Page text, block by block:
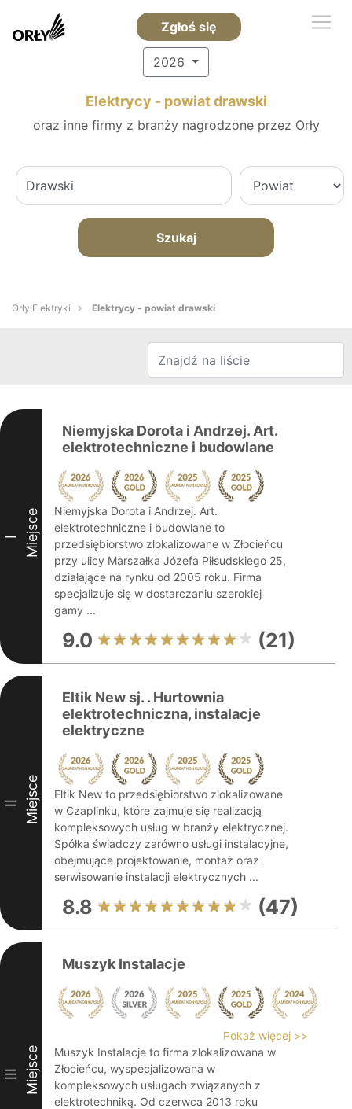
Zgłoś się
2026
Elektrycy - powiat drawski
oraz inne firmy z branży nagrodzone przez Orły
Szukaj
Orły Elektryki Elektrycy - powiat drawski
I Miejsce
Niemyjska Dorota i Andrzej. Art.
elektrotechniczne i budowlane
Niemyjska Dorota i Andrzej. Art.
elektrotechniczne i budowlane to
przedsiębiorstwo zlokalizowane w Złocieńcu
przy ulicy Marszałka Józefa Piłsudskiego 25,
działające na rynku od 2005 roku. Firma
specjalizuje się w dostarczaniu szerokiej
gamy ...
9.0 (21)
II Miejsce
Eltik New sj. . Hurtownia
elektrotechniczna, instalacje
elektryczne
Eltik New to przedsiębiorstwo zlokalizowane
w Czaplinku, które zajmuje się realizacją
kompleksowych usług w branży elektrycznej.
Spółka świadczy zarówno usługi instalacyjne,
obejmujące projektowanie, montaż oraz
serwisowanie instalacji elektrycznych ...
8.8 (47)
III Miejsce
Muszyk Instalacje
Pokaż więcej >>
Muszyk Instalacje to firma zlokalizowana w
Złocieńcu, wyspecjalizowana w
kompleksowych usługach związanych z
elektrotechniką. Od czerwca 2013 roku